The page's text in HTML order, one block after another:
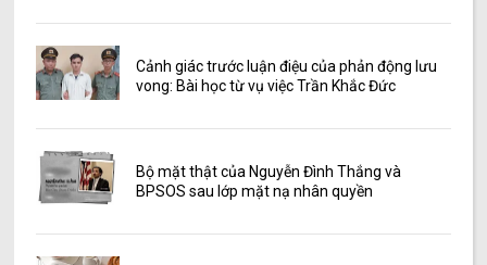
Cảnh giác trước luận điệu của phản động lưu
vong: Bài học từ vụ việc Trần Khắc Đức
Bộ mặt thật của Nguyễn Đình Thắng và
BPSOS sau lớp mặt nạ nhân quyền